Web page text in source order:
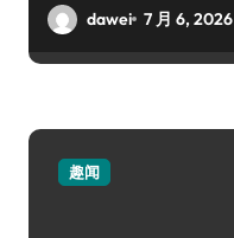
dawei 7 月 6, 2026
趣闻